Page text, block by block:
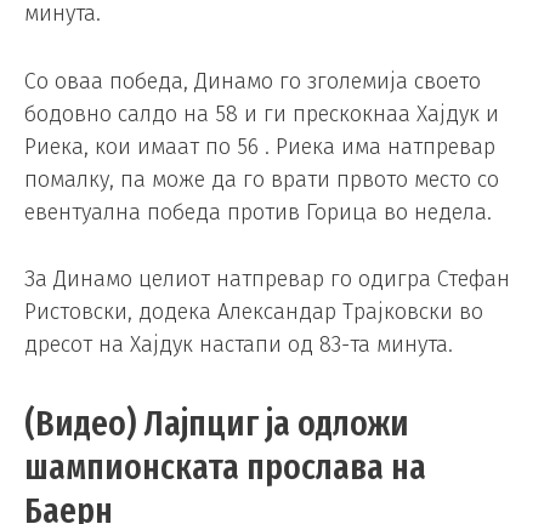
минута.
Со оваа победа, Динамо го зголемија своето
бодовно салдо на 58 и ги прескокнаа Хајдук и
Риека, кои имаат по 56 . Риека има натпревар
помалку, па може да го врати првото место со
евентуална победа против Горица во недела.
За Динамо целиот натпревар го одигра Стефан
Ристовски, додека Александар Трајковски во
дресот на Хајдук настапи од 83-та минута.
(Видео) Лајпциг ја одложи
шампионската прослава на
Баерн